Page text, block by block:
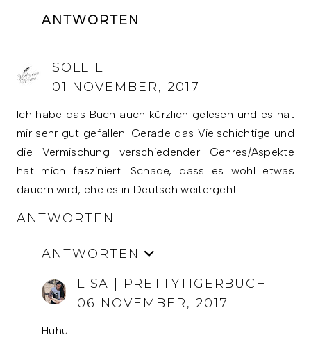
ANTWORTEN
SOLEIL
01 NOVEMBER, 2017
Ich habe das Buch auch kürzlich gelesen und es hat
mir sehr gut gefallen. Gerade das Vielschichtige und
die Vermischung verschiedender Genres/Aspekte
hat mich fasziniert. Schade, dass es wohl etwas
dauern wird, ehe es in Deutsch weitergeht.
ANTWORTEN
ANTWORTEN
LISA | PRETTYTIGERBUCH
06 NOVEMBER, 2017
Huhu!